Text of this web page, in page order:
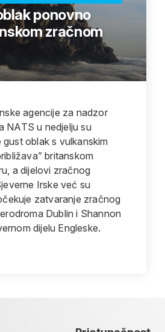
ponovno
zračnom
agencije za nadzor
NATS u nedjelju su
oblak s vulkanskim
britanskom
a dijelovi zračnog
Irske već su
zatvaranje zračnog
Dublin i Shannon
dijelu Engleske.